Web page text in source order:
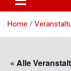
Home
« Alle